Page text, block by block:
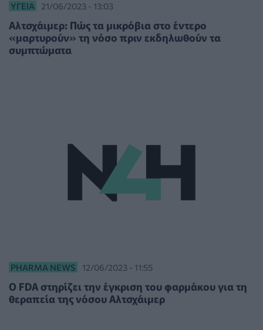
ΥΓΕΊΑ 21/06/2023 - 13:03
Αλτσχάιμερ: Πώς τα μικρόβια στο έντερο
«μαρτυρούν» τη νόσο πριν εκδηλωθούν τα
συμπτώματα
PHARMA NEWS 12/06/2023 - 11:55
O FDA στηρίζει την έγκριση του φαρμάκου για τη
θεραπεία της νόσου Αλτσχάιμερ